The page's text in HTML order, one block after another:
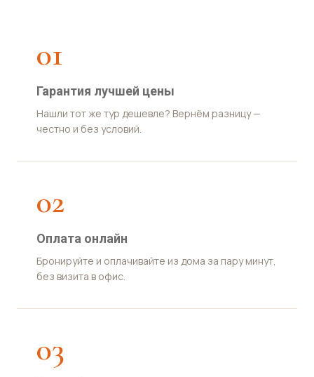
01
Гарантия лучшей цены
Нашли тот же тур дешевле? Вернём разницу —
честно и без условий.
02
Оплата онлайн
Бронируйте и оплачивайте из дома за пару минут,
без визита в офис.
03